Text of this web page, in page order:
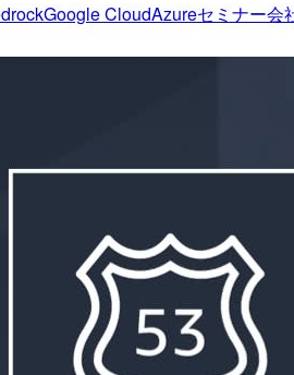
Google CloudAzureセミナー会